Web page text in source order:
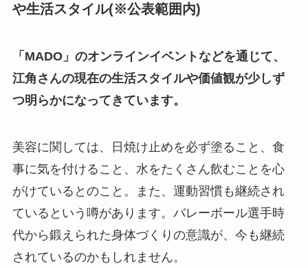
や生活スタイル(※公表範囲内)
「MADO」のオンラインイベントなどを通じて、
江角さんの現在の生活スタイルや価値観が少しず
つ明らかになってきています。
美容に関しては、日焼け止めを必ず塗ること、食
事に気を付けること、水をたくさん飲むことを心
がけているとのこと。また、運動習慣も継続され
ているという噂があります。バレーボール選手時
代から鍛えられた身体づくりの意識が、今も継続
されているのかもしれません。